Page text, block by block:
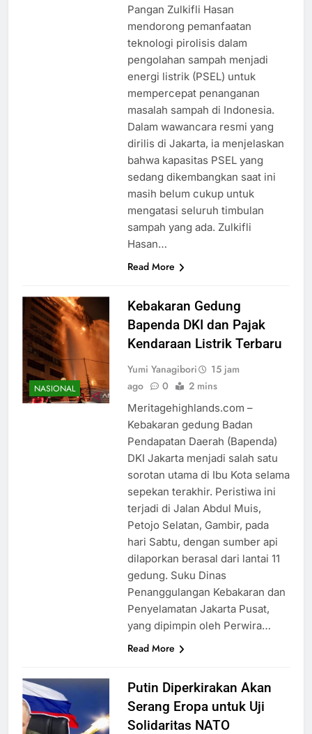
Pangan Zulkifli Hasan
mendorong pemanfaatan
teknologi pirolisis dalam
pengolahan sampah menjadi
energi listrik (PSEL) untuk
mempercepat penanganan
masalah sampah di Indonesia.
Dalam wawancara resmi yang
dirilis di Jakarta, ia menjelaskan
bahwa kapasitas PSEL yang
sedang dikembangkan saat ini
masih belum cukup untuk
mengatasi seluruh timbulan
sampah yang ada. Zulkifli
Hasan…
Read More
NASIONAL
Kebakaran Gedung
Bapenda DKI dan Pajak
Kendaraan Listrik Terbaru
Yumi Yanagibori
15 jam
ago
0 2 mins
Meritagehighlands.com –
Kebakaran gedung Badan
Pendapatan Daerah (Bapenda)
DKI Jakarta menjadi salah satu
sorotan utama di Ibu Kota selama
sepekan terakhir. Peristiwa ini
terjadi di Jalan Abdul Muis,
Petojo Selatan, Gambir, pada
hari Sabtu, dengan sumber api
dilaporkan berasal dari lantai 11
gedung. Suku Dinas
Penanggulangan Kebakaran dan
Penyelamatan Jakarta Pusat,
yang dipimpin oleh Perwira…
Read More
Putin Diperkirakan Akan
Serang Eropa untuk Uji
Solidaritas NATO